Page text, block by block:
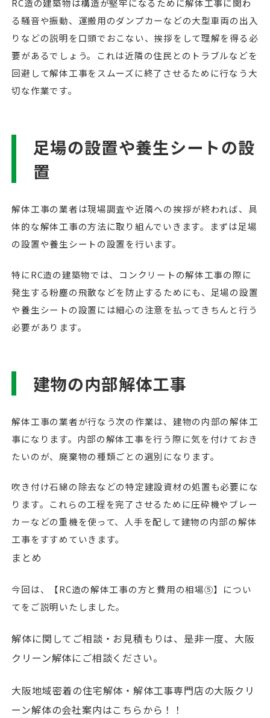
る騒音や振動、運搬用のダンプカーなどの大型車両の出入
りなどの説明を口頭でおこない、挨拶をして理解を得る必
要があるでしょう。これは近隣の住民とのトラブルなどを
回避して解体工事をスムーズに終了させるために行なう大
切な作業です。
足場の設置や養生シートの設
置
解体工事の業者は現場調査や近隣への挨拶が終われば、具
体的な解体工事の方法に取り組んでいきます。まずは足場
の設置や養生シートの設置を行います。
特にRC造の建築物では、コンクリートの解体工事の際に
発生する粉塵の飛散などを防止するためにも、足場の設置
や養生シートの設置には細心の注意を払ってきちんと行う
必要があります。
建物の内部解体工事
解体工事の業者が行なう次の作業は、建物の内部の解体工
事になります。内部の解体工事を行う際に気を付けておき
たいのが、廃棄物の種類ごとの選別になります。
吹き付け石綿の除去などの特定建設資材の処置も必要にな
ります。これらの工程を完了させるために圧砕機やブレー
カーなどの重機を使って、人手を配して建物の内部の解体
工事をすすめていきます。
まとめ
今回は、【RC造の解体工事の方と費用の相場⑤】につい
てをご説明いたしました。
解体に関してご相談・お見積もりは、是非一度、大阪
クリーン解体にご相談ください。
大阪地域密着の住宅解体・解体工事専門店の大阪クリ
ーン解体の会社案内はこちらから！！